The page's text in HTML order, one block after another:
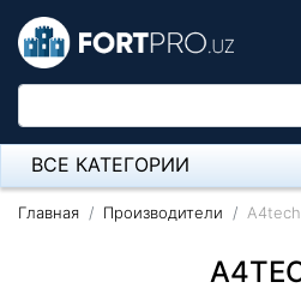
ВСЕ КАТЕГОРИИ
Микрофон
Главная Производители A4tech